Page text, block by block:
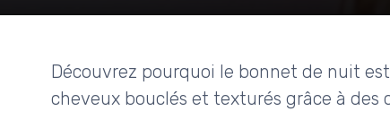
Découvrez pourquoi le bonnet de nuit
cheveux bouclés et texturés grâce à des